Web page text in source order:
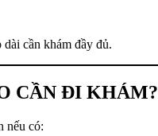
cần khám đầy đủ.
CẦN ĐI KHÁM?
nếu có: